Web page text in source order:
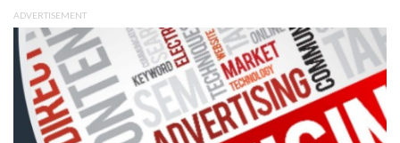
ADVERTISEMENT